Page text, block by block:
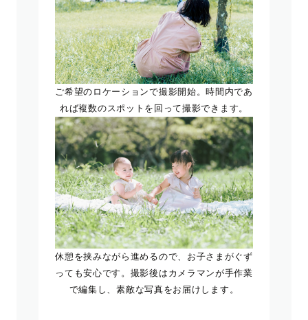
ご希望のロケーションで撮影開始。時間内であ
れば複数のスポットを回って撮影できます。
休憩を挟みながら進めるので、お子さまがぐず
っても安心です。撮影後はカメラマンが手作業
で編集し、素敵な写真をお届けします。